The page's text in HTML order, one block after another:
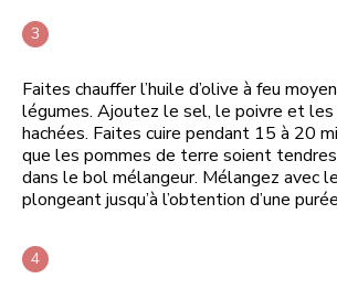
Faites chauffer l’huile d’olive à feu
légumes. Ajoutez le sel, le poivre et
hachées. Faites cuire pendant 15 à 20
que les pommes de terre soient
dans le bol mélangeur. Mélangez avec
plongeant jusqu’à l’obtention d’une